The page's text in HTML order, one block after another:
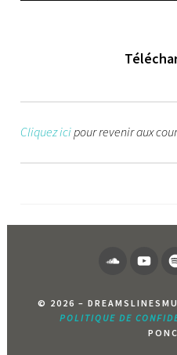
Cliquez icipour revenir aux
© 2026 –
POLITIQUE DE